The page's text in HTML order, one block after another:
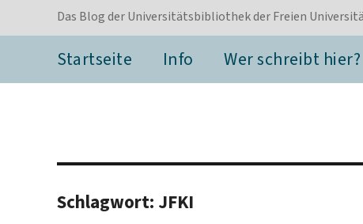
Das Blog der Universitätsbibliothek der Freien
Startseite Info Wer schreibt hier?
Schlagwort: JFKI